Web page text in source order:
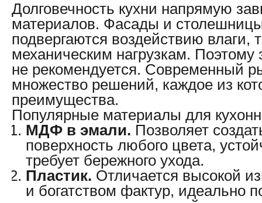
Долговечность кухни напрямую
материалов. Фасады и
подвергаются воздействию влаги,
механическим нагрузкам. Поэтому
не рекомендуется. Современный
множество решений, каждое из
преимущества.
Популярные материалы для
МДФ в эмали. Позволяет
поверхность любого цвета,
требует бережного ухода.
Пластик. Отличается высокой
и богатством фактур, идеально